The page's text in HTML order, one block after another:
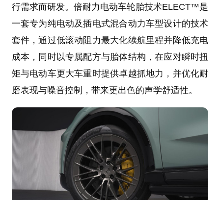
行需求而研发。倍耐力电动车轮胎技术ELECT™是
一套专为纯电动及插电式混合动力车型设计的技术
套件，通过低滚动阻力最大化续航里程并降低充电
成本，同时以专属配方与胎体结构，在应对瞬时扭
矩与电动车更大车重时提供卓越抓地力，并优化耐
磨表现与噪音控制，带来更出色的声学舒适性。